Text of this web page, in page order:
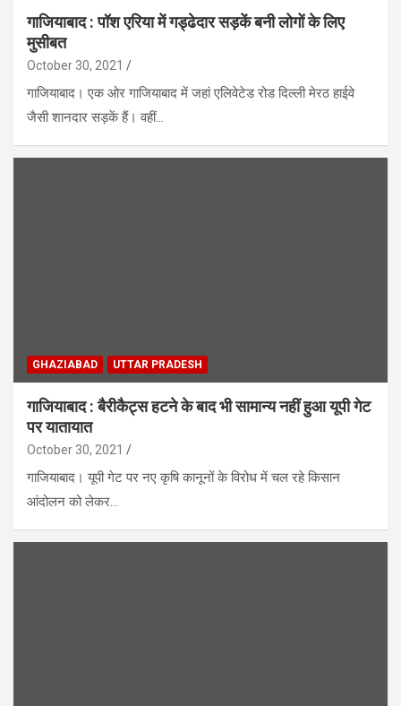
गाजियाबाद : पॉश एरिया में गड्ढेदार सड़कें बनी लोगों के लिए
मुसीबत
October 30, 2021
गाजियाबाद। एक ओर गाजियाबाद में जहां एलिवेटेड रोड दिल्ली मेरठ हाईवे
जैसी शानदार सड़कें हैं। वहीं…
GHAZIABAD UTTAR PRADESH
गाजियाबाद : बैरीकैट्स हटने के बाद भी सामान्य नहीं हुआ यूपी गेट
पर यातायात
October 30, 2021
गाजियाबाद। यूपी गेट पर नए कृषि कानूनों के विरोध में चल रहे किसान
आंदोलन को लेकर…